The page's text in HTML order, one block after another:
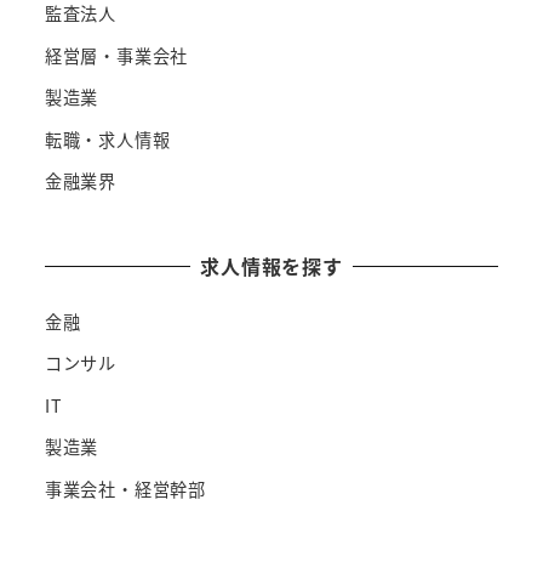
監査法人
経営層・事業会社
製造業
転職・求人情報
金融業界
求人情報を探す
金融
コンサル
IT
製造業
事業会社・経営幹部